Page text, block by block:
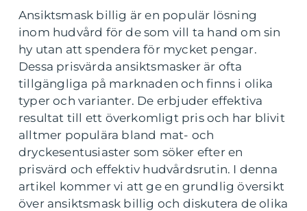
Ansiktsmask billig är en populär lösning
inom hudvård för de som vill ta hand om sin
hy utan att spendera för mycket pengar.
Dessa prisvärda ansiktsmasker är ofta
tillgängliga på marknaden och finns i olika
typer och varianter. De erbjuder effektiva
resultat till ett överkomligt pris och har blivit
alltmer populära bland mat- och
dryckesentusiaster som söker efter en
prisvärd och effektiv hudvårdsrutin. I denna
artikel kommer vi att ge en grundlig översikt
över ansiktsmask billig och diskutera de olika